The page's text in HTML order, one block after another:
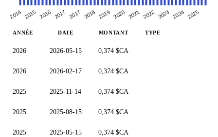
2014 2015 2016 2017 2017 2018 2019 2020 2021 2022 2023 2024 2025
ANNÉE DATE MONTANT TYPE
2026 2026-05-15 0,374 $CA
2026 2026-02-17 0,374 $CA
2025 2025-11-14 0,374 $CA
2025 2025-08-15 0,374 $CA
2025 2025-05-15 0,374 $CA